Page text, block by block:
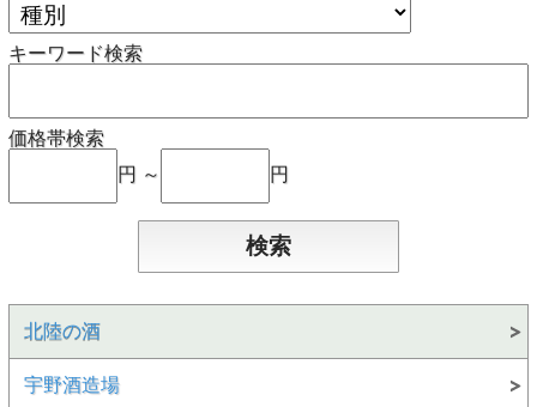
キーワード検索
価格帯検索
円 ～
円
北陸の酒
宇野酒造場